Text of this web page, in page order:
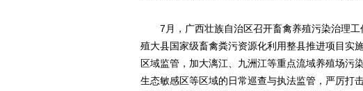
7月，广西壮族自治区召开畜禽养殖污染治理工
殖大县国家级畜禽粪污资源化利用整县推进项目实
区域监管，加大漓江、九洲江等重点流域养殖场污
生态敏感区等区域的日常巡查与执法监管，严厉打